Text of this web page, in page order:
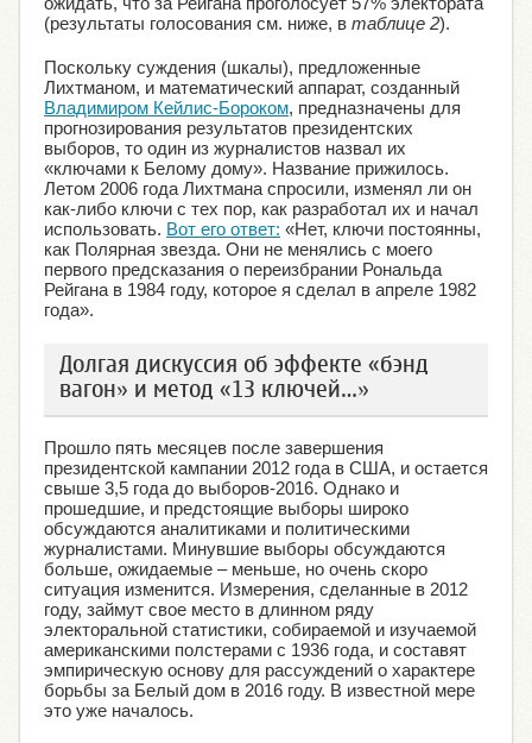
(результаты голосования см. ниже, в таблице 2).
Поскольку суждения (шкалы), предложенные
Лихтманом, и математический аппарат, созданный
Владимиром Кейлис-Бороком, предназначены для
прогнозирования результатов президентских
выборов, то один из журналистов назвал их
«ключами к Белому дому». Название прижилось.
Летом 2006 года Лихтмана спросили, изменял ли он
как-либо ключи с тех пор, как разработал их и начал
использовать. Вот его ответ: «Нет, ключи постоянны,
как Полярная звезда. Они не менялись с моего
первого предсказания о переизбрании Рональда
Рейгана в 1984 году, которое я сделал в апреле 1982
года».
Долгая дискуссия об эффекте «бэнд
вагон» и метод «13 ключей…»
Прошло пять месяцев после завершения
президентской кампании 2012 года в США, и остается
свыше 3,5 года до выборов-2016. Однако и
прошедшие, и предстоящие выборы широко
обсуждаются аналитиками и политическими
журналистами. Минувшие выборы обсуждаются
больше, ожидаемые – меньше, но очень скоро
ситуация изменится. Измерения, сделанные в 2012
году, займут свое место в длинном ряду
электоральной статистики, собираемой и изучаемой
американскими полстерами с 1936 года, и составят
эмпирическую основу для рассуждений о характере
борьбы за Белый дом в 2016 году. В известной мере
это уже началось.